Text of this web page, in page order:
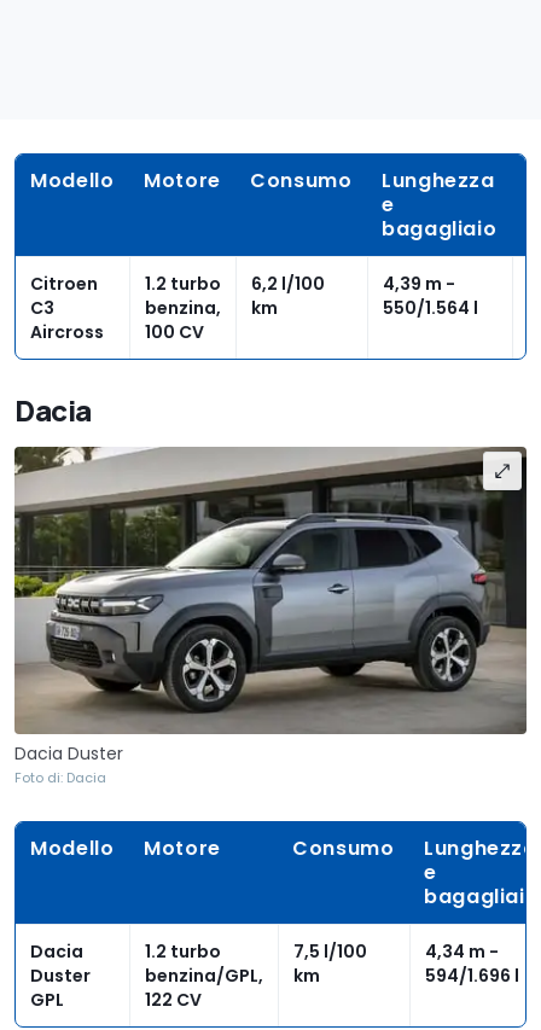
Modello Motore Consumo
Lunghezza
e
bagagliaio
Citroen
C3
Aircross
1.2 turbo
benzina,
100 CV
6,2 l/100
km
4,39 m -
550/1.564 l
Dacia
Dacia Duster
Foto di: Dacia
Modello Motore Consumo
Lunghezza
e
bagagliaio
Dacia
Duster
GPL
1.2 turbo
benzina/GPL,
122 CV
7,5 l/100
km
4,34 m -
594/1.696 l